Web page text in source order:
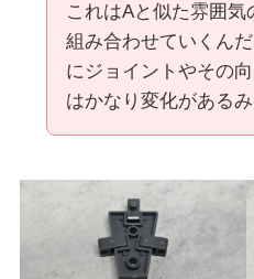
これはAと似た雰囲気
組み合わせていくん
にジョイントやその
はかなり変化があるみ